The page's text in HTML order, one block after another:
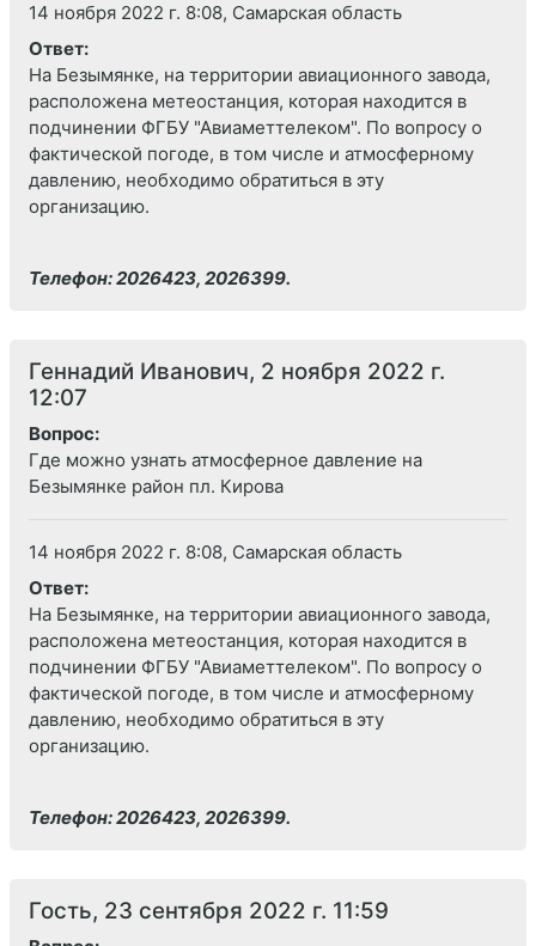
14 ноября 2022 г. 8:08, Самарская область
Ответ:
На Безымянке, на территории авиационного завода,
расположена метеостанция, которая находится в
подчинении ФГБУ "Авиаметтелеком". По вопросу о
фактической погоде, в том числе и атмосферному
давлению, необходимо обратиться в эту
организацию.
Телефон: 2026423, 2026399.
Геннадий Иванович, 2 ноября 2022 г.
12:07
Вопрос:
Где можно узнать атмосферное давление на
Безымянке район пл. Кирова
14 ноября 2022 г. 8:08, Самарская область
Ответ:
На Безымянке, на территории авиационного завода,
расположена метеостанция, которая находится в
подчинении ФГБУ "Авиаметтелеком". По вопросу о
фактической погоде, в том числе и атмосферному
давлению, необходимо обратиться в эту
организацию.
Телефон: 2026423, 2026399.
Гость, 23 сентября 2022 г. 11:59